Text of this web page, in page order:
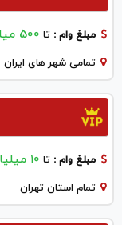
مبلغ وام : تا 500 میلیون
تمامی شهر های ایران
مبلغ وام : تا ۱۰ میلیارد
تمام استان تهران